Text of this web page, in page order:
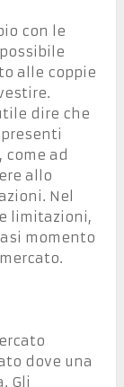
con le
alle coppie
dire che
ad
allo
Nel
limitazioni,
momento
dove una
Gli